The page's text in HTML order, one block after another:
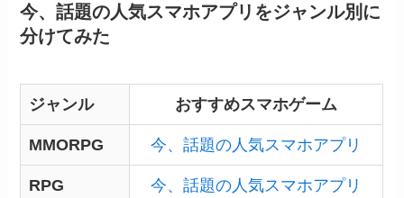
今、話題の人気スマホアプリをジャンル別に
分けてみた
ジャンル おすすめスマホゲーム
MMORPG 今、話題の人気スマホアプリ
RPG 今、話題の人気スマホアプリ